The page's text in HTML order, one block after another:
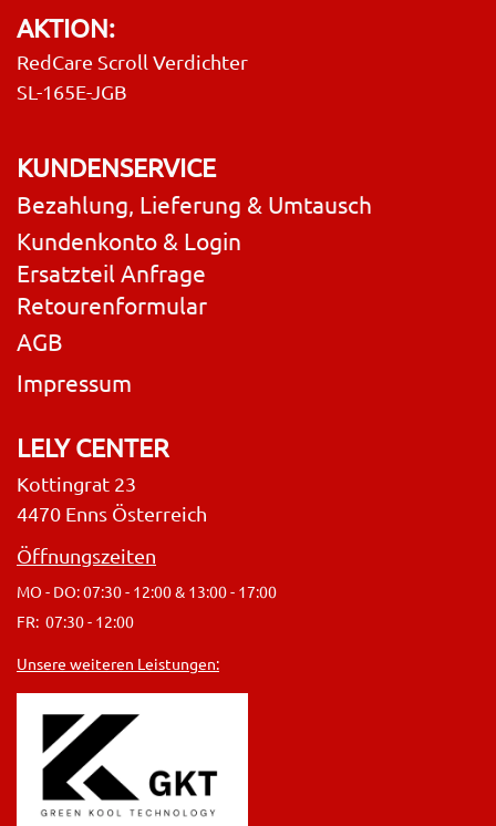
AKTION:
RedCare Scroll Verdichter
SL-165E-JGB
KUNDENSERVICE
Bezahlung, Lieferung & Umtausch
Kundenkonto & Login
Ersatzteil Anfrage
Retourenformular
AGB
Impressum
LELY CENTER
Kottingrat 23
4470 Enns Österreich
Öffnungszeiten
MO - DO: 07:30 - 12:00 & 13:00 - 17:00
FR: 07:30 - 12:00
Unsere weiteren Leistungen: